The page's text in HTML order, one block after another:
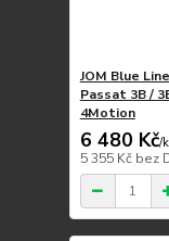
JOM Blue
Passat 3B /
4Motion
6 480 Kč/
5 355 Kč bez